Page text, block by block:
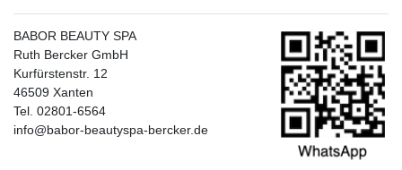
BABOR BEAUTY SPA
Ruth Bercker GmbH
Kurfürstenstr. 12
46509 Xanten
Tel. 02801-6564
info@babor-beautyspa-bercker.de